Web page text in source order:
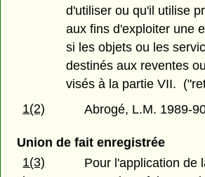
d'utiliser ou qu'il utilise
aux fins d'exploiter une
si les objets ou les
destinés aux reventes
visés à la partie VII.
1(2)
Abrogé, L.M. 1989-
Union de fait enregistrée
1(3)
Pour l'application de